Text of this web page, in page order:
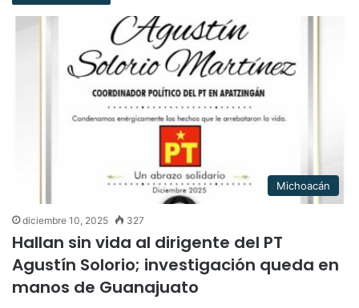
Michoacán
diciembre 10, 2025 327
Hallan sin vida al dirigente del PT
Agustín Solorio; investigación queda en
manos de Guanajuato